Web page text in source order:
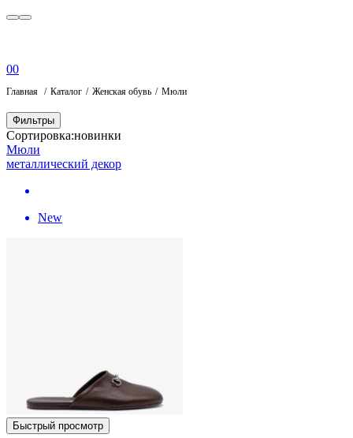
00
Главная Каталог Женская обувь Мюли
Фильтры
Сортировка:новинки
Мюли
металлический декор
New
Быстрый просмотр